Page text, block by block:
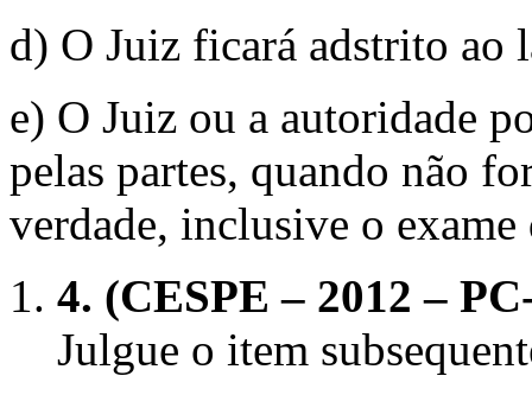
d) O Juiz ficará adstrito ao
e) O Juiz ou a autoridade
pelas partes, quando não
verdade, inclusive o
4. (CESPE – 2012 –
Julgue o item